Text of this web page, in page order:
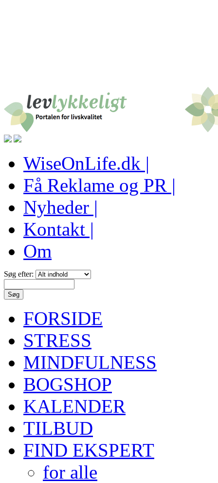
WiseOnLife.dk |
Få Reklame og PR |
Nyheder |
Kontakt |
Om
Søg efter:
FORSIDE
STRESS
MINDFULNESS
BOGSHOP
KALENDER
TILBUD
FIND EKSPERT
for alle